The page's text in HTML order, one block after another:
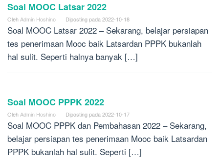
Soal MOOC Latsar 2022
Oleh Admin Hoshino Diposting pada 2022-10-18
Soal MOOC Latsar 2022 – Sekarang, belajar persiapan
tes penerimaan Mooc baik Latsardan PPPK bukanlah
hal sulit. Seperti halnya banyak […]
Soal MOOC PPPK 2022
Oleh Admin Hoshino Diposting pada 2022-10-17
Soal MOOC PPPK dan Pembahasan 2022 – Sekarang,
belajar persiapan tes penerimaan Mooc baik Latsardan
PPPK bukanlah hal sulit. Seperti […]